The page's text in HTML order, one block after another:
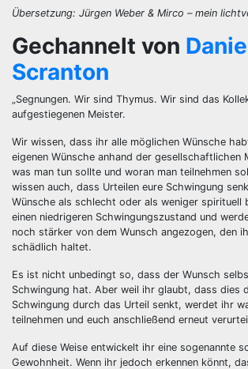
Übersetzung: Jürgen Weber & Mirco – mein
Gechannelt von
Scranton
„Segnungen. Wir sind Thymus. Wir sind das
aufgestiegenen Meister.
Wir wissen, dass ihr alle möglichen Wünsche
eigenen Wünsche anhand der gesellschaftlichen
was man tun sollte und woran man teilnehmen
wissen auch, dass Urteilen eure Schwingung
Wünsche als schlecht oder als weniger spirituell
einen niedrigeren Schwingungszustand und
noch stärker von dem Wunsch angezogen, den
schädlich haltet.
Es ist nicht unbedingt so, dass der Wunsch
Schwingung hat. Aber weil ihr glaubt, dass dies
Schwingung durch das Urteil senkt, werdet ihr
teilnehmen und euch anschließend erneut
Auf diese Weise entwickelt ihr eine sogenannte
Gewohnheit. Wenn ihr jedoch erkennen könnt,